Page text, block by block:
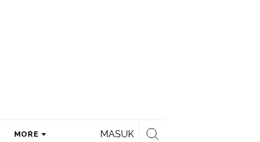
MASUK
MORE